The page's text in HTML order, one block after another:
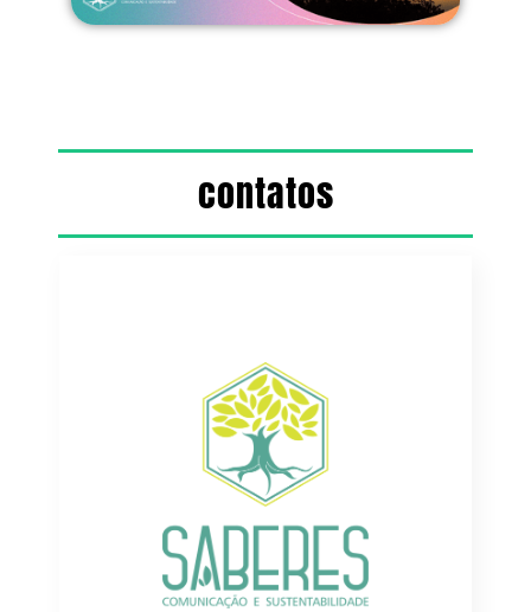
contatos